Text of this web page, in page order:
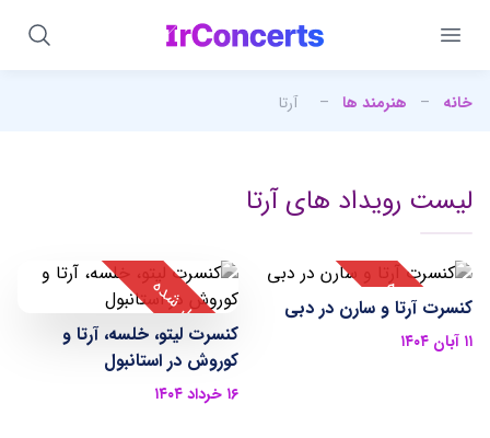
خانه – هنرمند ها – آرتا
لیست رویداد های آرتا
کنسرت آرتا و سارن در دبی
۱۱ آبان ۱۴۰۴
کنسرت لیتو، خلسه، آرتا و
کوروش در استانبول
۱۶ خرداد ۱۴۰۴